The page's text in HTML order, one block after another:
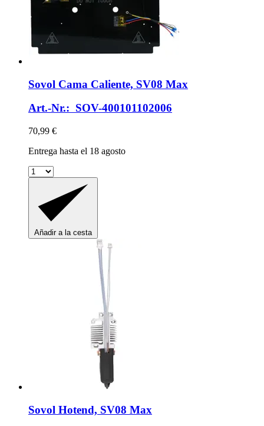
Sovol Cama Caliente, SV08 Max
Art.-Nr.: SOV-400101102006
70,99 €
Entrega hasta el 18 agosto
Añadir a la cesta
Sovol Hotend, SV08 Max